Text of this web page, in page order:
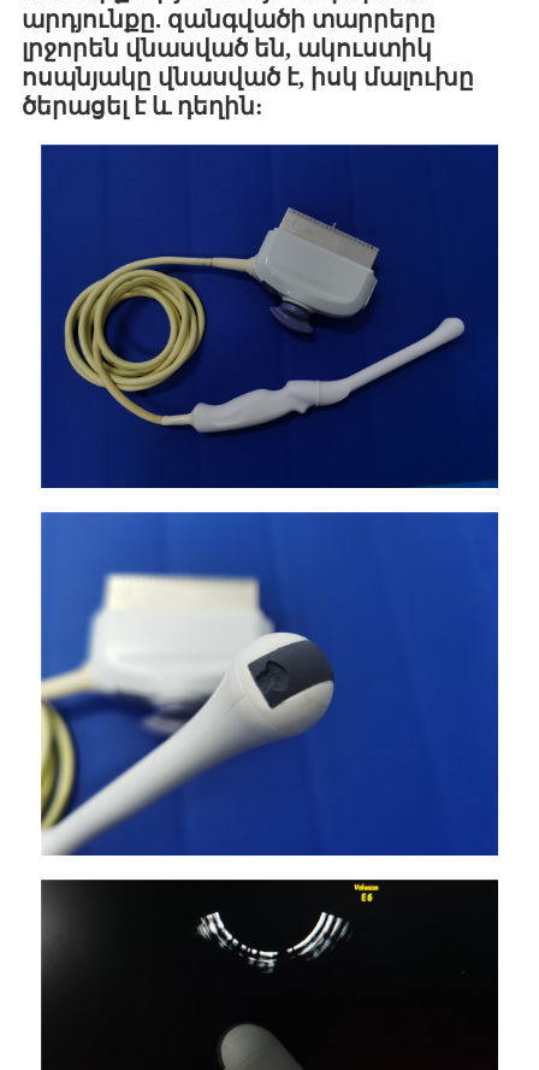
արդյունքը. զանգվածի տարրերը
լրջորեն վնասված են, ակուստիկ
ոսպնյակը վնասված է, իսկ մալուխը
ծերացել է և դեղին: